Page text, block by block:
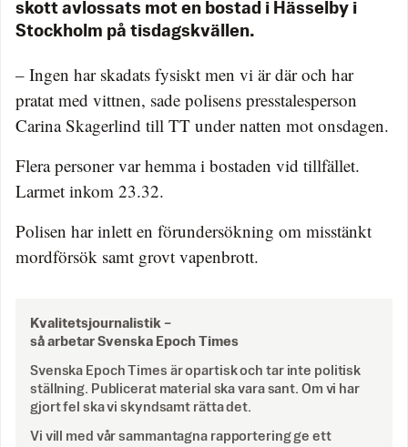
skott avlossats mot en bostad i Hässelby i
Stockholm på tisdagskvällen.
– Ingen har skadats fysiskt men vi är där och har
pratat med vittnen, sade polisens presstalesperson
Carina Skagerlind till TT under natten mot onsdagen.
Flera personer var hemma i bostaden vid tillfället.
Larmet inkom 23.32.
Polisen har inlett en förundersökning om misstänkt
mordförsök samt grovt vapenbrott.
Kvalitetsjournalistik –
så arbetar Svenska Epoch Times
Svenska Epoch Times är opartisk och tar inte politisk
ställning. Publicerat material ska vara sant. Om vi har
gjort fel ska vi skyndsamt rätta det.
Vi vill med vår sammantagna rapportering ge ett